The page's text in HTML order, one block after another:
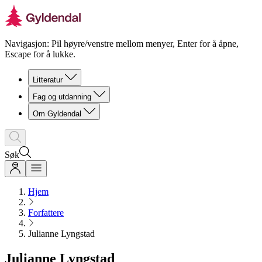
Navigasjon: Pil høyre/venstre mellom menyer, Enter for å åpne,
Escape for å lukke.
Litteratur
Fag og utdanning
Om Gyldendal
Søk
Hjem
Forfattere
Julianne Lyngstad
Julianne Lyngstad